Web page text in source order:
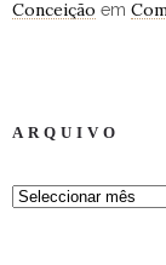
Conceição em
ARQUIVO